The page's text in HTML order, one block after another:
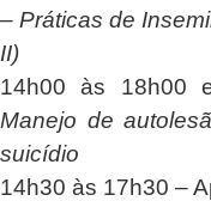
– Práticas de
II)
14h00 às 18h00
Manejo de
suicídio
14h30 às 17h30 –